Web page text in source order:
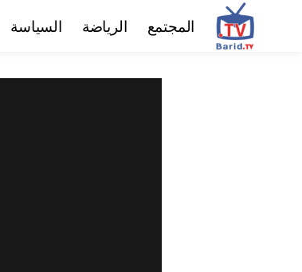
المجتمع الرياضة السياسة